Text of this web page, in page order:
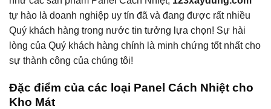
tự hào là doanh nghiệp uy tín đã và đang được rất nhiều
Quý khách hàng trong nước tin tưởng lựa chọn! Sự hài
lòng của Quý khách hàng chính là minh chứng tốt nhất cho
sự thành công của chúng tôi!
Đặc điểm của các loại Panel Cách Nhiệt cho
Kho Mát